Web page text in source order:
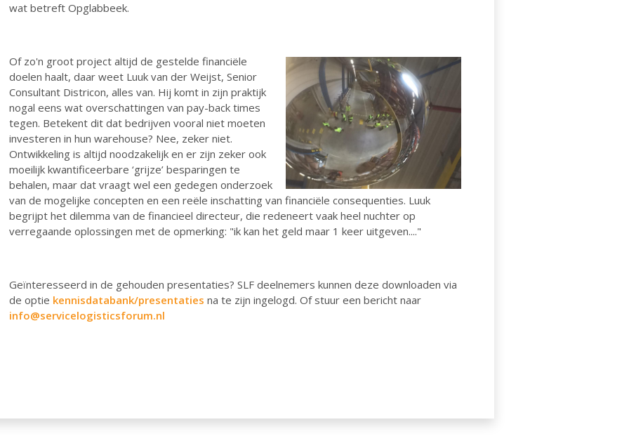
wat betreft Opglabbeek.
Of zo'n groot project altijd de gestelde financiële
doelen haalt, daar weet Luuk van der Weijst, Senior
Consultant Districon, alles van. Hij komt in zijn praktijk
nogal eens wat overschattingen van pay-back times
tegen. Betekent dit dat bedrijven vooral niet moeten
investeren in hun warehouse? Nee, zeker niet.
Ontwikkeling is altijd noodzakelijk en er zijn zeker ook
moeilijk kwantificeerbare ‘grijze’ besparingen te
behalen, maar dat vraagt wel een gedegen onderzoek
van de mogelijke concepten en een reële inschatting van financiële consequenties. Luuk
begrijpt het dilemma van de financieel directeur, die redeneert vaak heel nuchter op
verregaande oplossingen met de opmerking: "ik kan het geld maar 1 keer uitgeven...."
Geïnteresseerd in de gehouden presentaties? SLF deelnemers kunnen deze downloaden via
de optie kennisdatabank/presentaties na te zijn ingelogd. Of stuur een bericht naar
info@servicelogisticsforum.nl